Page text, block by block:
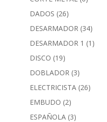
DADOS (26)
DESARMADOR (34)
DESARMADOR 1 (1)
DISCO (19)
DOBLADOR (3)
ELECTRICISTA (26)
EMBUDO (2)
ESPAÑOLA (3)